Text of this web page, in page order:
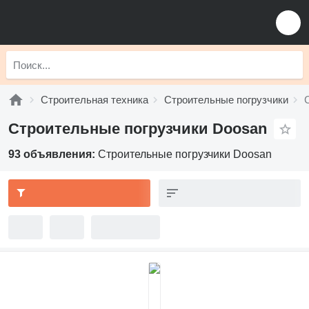
Строительная техника Строительные погрузчики
Строительные погрузчики Doosan
93 объявления: Строительные погрузчики Doosan